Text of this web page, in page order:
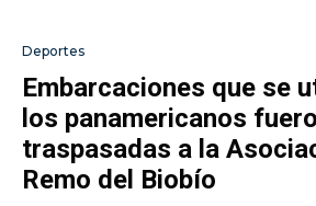
Deportes
Embarcaciones que se
los panamericanos
traspasadas a la
Remo del Biobío